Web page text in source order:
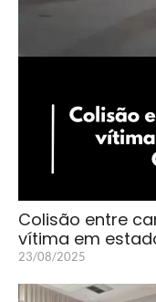
Colisão entre
vítima em
23/08/2025